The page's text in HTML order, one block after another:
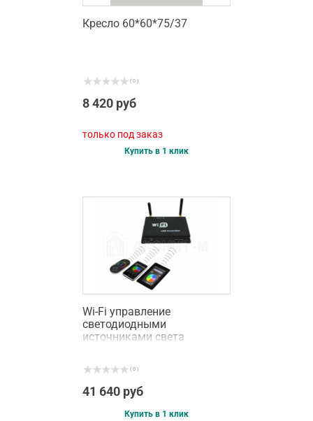
Кресло 60*60*75/37
( 0 )
8 420 руб
только под заказ
Купить в 1 клик
Wi-Fi управление
светодиодными
источниками света
( 0 )
41 640 руб
Купить в 1 клик